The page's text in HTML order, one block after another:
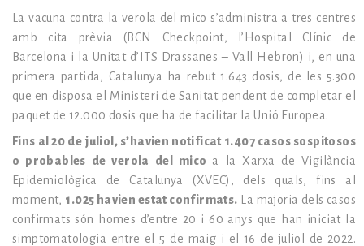
La vacuna contra la verola del mico s’administra a tres centres
amb cita prèvia (BCN Checkpoint, l’Hospital Clínic de
Barcelona i la Unitat d’ITS Drassanes – Vall Hebron) i, en una
primera partida, Catalunya ha rebut 1.643 dosis, de les 5.300
que en disposa el Ministeri de Sanitat pendent de completar el
paquet de 12.000 dosis que ha de facilitar la Unió Europea.
Fins al 20 de juliol, s’havien notificat 1.407 casos sospitosos
o probables de verola del mico a la Xarxa de Vigilància
Epidemiològica de Catalunya (XVEC), dels quals, fins al
moment, 1.025 havien estat confirmats. La majoria dels casos
confirmats són homes d’entre 20 i 60 anys que han iniciat la
simptomatologia entre el 5 de maig i el 16 de juliol de 2022.